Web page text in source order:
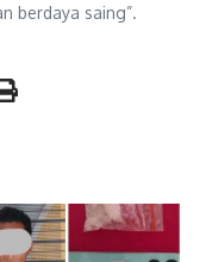
berdaya saing”.